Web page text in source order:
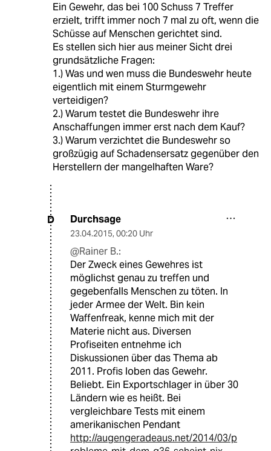
Ein Gewehr, das bei 100 Schuss 7 Treffer
erzielt, trifft immer noch 7 mal zu oft, wenn die
Schüsse auf Menschen gerichtet sind.
Es stellen sich hier aus meiner Sicht drei
grundsätzliche Fragen:
1.) Was und wen muss die Bundeswehr heute
eigentlich mit einem Sturmgewehr
verteidigen?
2.) Warum testet die Bundeswehr ihre
Anschaffungen immer erst nach dem Kauf?
3.) Warum verzichtet die Bundeswehr so
großzügig auf Schadensersatz gegenüber den
Herstellern der mangelhaften Ware?
D Durchsage
23.04.2015, 00:20 Uhr
@Rainer B.:
Der Zweck eines Gewehres ist
möglichst genau zu treffen und
gegebenfalls Menschen zu töten. In
jeder Armee der Welt. Bin kein
Waffenfreak, kenne mich mit der
Materie nicht aus. Diversen
Profiseiten entnehme ich
Diskussionen über das Thema ab
2011. Profis loben das Gewehr.
Beliebt. Ein Exportschlager in über 30
Ländern wie es heißt. Bei
vergleichbare Tests mit einem
amerikanischen Pendant
http://augengeradeaus.net/2014/03/p